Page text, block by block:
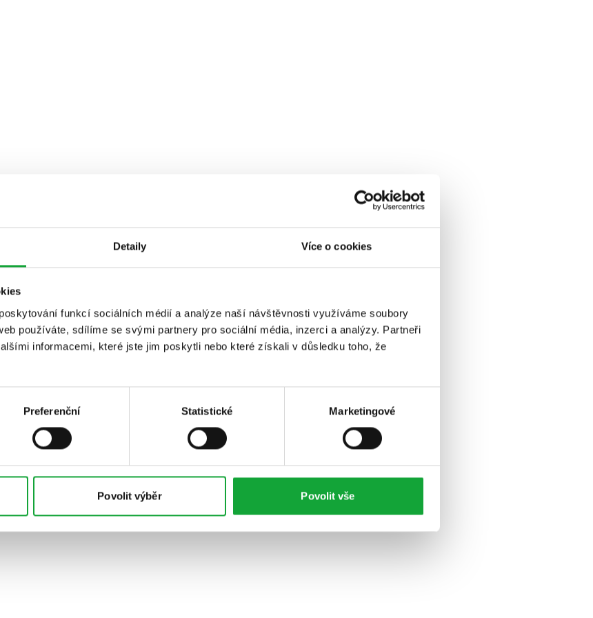
Detaily Více o cookies
funkcí sociálních médií a analýze naší návštěvnosti využíváme soubory
používáte, sdílíme se svými partnery pro sociální média, inzerci a analýzy. Partneři
informacemi, které jste jim poskytli nebo které získali v důsledku toho, že
Preferenční Statistické Marketingové
Povolit výběr Povolit vše